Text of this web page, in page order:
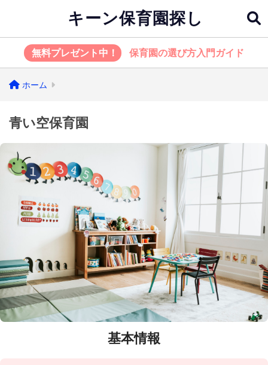
キーン保育園探し
無料プレゼント中！ 保育園の選び方入門ガイド
ホーム
青い空保育園
基本情報